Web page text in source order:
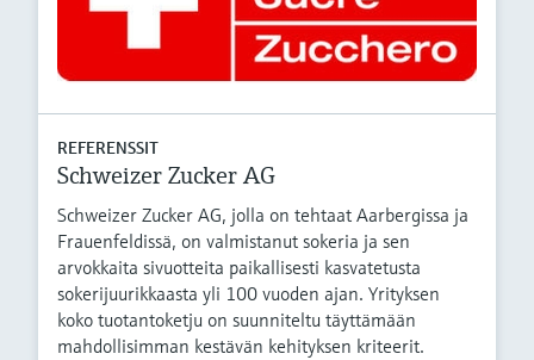
REFERENSSIT
Schweizer Zucker AG
Schweizer Zucker AG, jolla on tehtaat Aarbergissa ja
Frauenfeldissä, on valmistanut sokeria ja sen
arvokkaita sivuotteita paikallisesti kasvatetusta
sokerijuurikkaasta yli 100 vuoden ajan. Yrityksen
koko tuotantoketju on suunniteltu täyttämään
mahdollisimman kestävän kehityksen kriteerit.